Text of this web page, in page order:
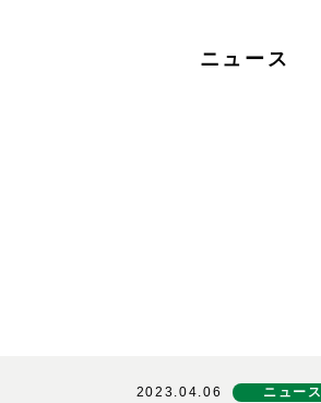
ニュース
2023.04.06 ニュース